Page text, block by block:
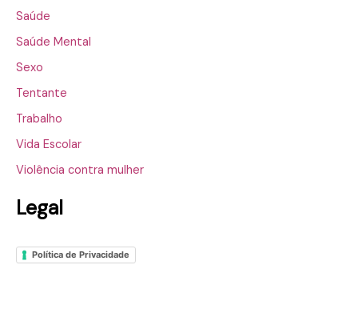
Saúde
Saúde Mental
Sexo
Tentante
Trabalho
Vida Escolar
Violência contra mulher
Legal
Política de Privacidade